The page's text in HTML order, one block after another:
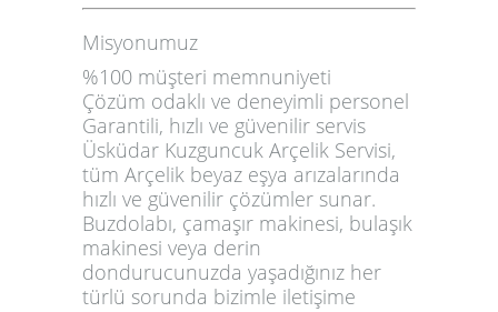
Misyonumuz
%100 müşteri memnuniyeti
Çözüm odaklı ve deneyimli personel
Garantili, hızlı ve güvenilir servis
Üsküdar Kuzguncuk Arçelik Servisi,
tüm Arçelik beyaz eşya arızalarında
hızlı ve güvenilir çözümler sunar.
Buzdolabı, çamaşır makinesi, bulaşık
makinesi veya derin
dondurucunuzda yaşadığınız her
türlü sorunda bizimle iletişime